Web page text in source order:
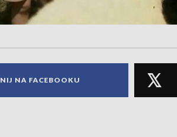
NA FACEBOOKU